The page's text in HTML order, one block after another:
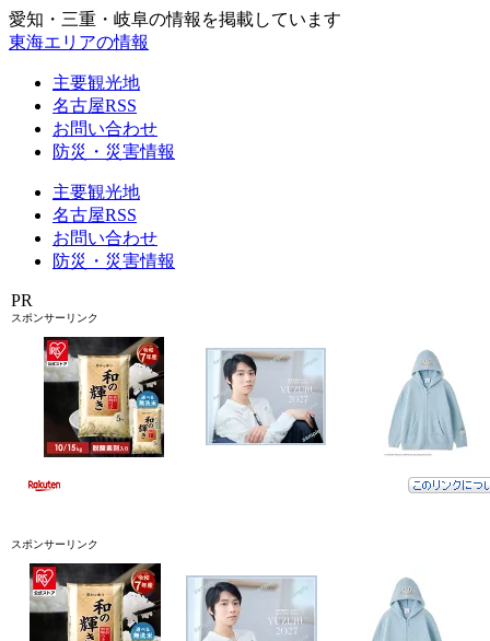
愛知・三重・岐阜の情報を掲載しています
東海エリアの情報
主要観光地
名古屋RSS
お問い合わせ
防災・災害情報
主要観光地
名古屋RSS
お問い合わせ
防災・災害情報
PR
スポンサーリンク
スポンサーリンク